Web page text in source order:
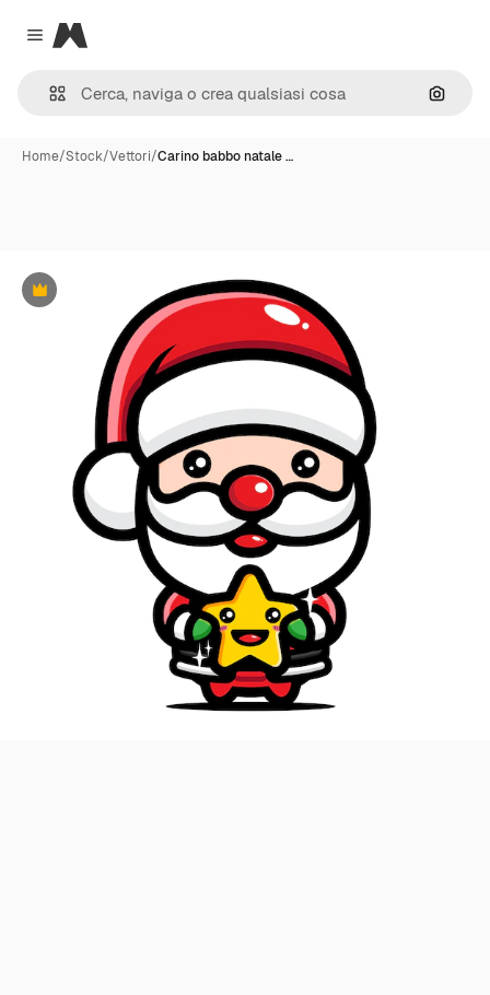
Close menu
Magnific
Cerca
Home/Stock/Vettori/Carino babbo natale …
Premium